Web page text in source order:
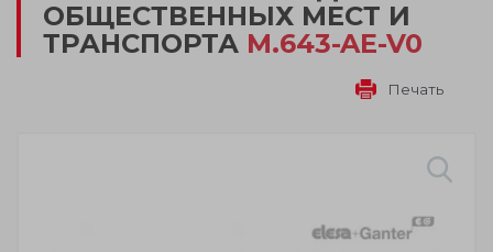
ОБЩЕСТВЕННЫХ МЕСТ И
ТРАНСПОРТА M.643-AE-V0
Печать